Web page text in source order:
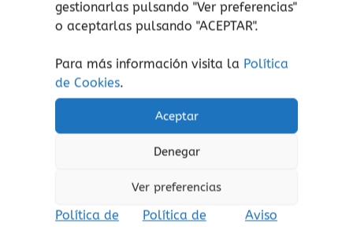
gestionarlas pulsando "Ver preferencias"
o aceptarlas pulsando "ACEPTAR".
Para más información visita la Política
de Cookies.
Aceptar
Denegar
Ver preferencias
Política de
Política de
Aviso
¡atención!No apto para niños menores de 3
años, peligro de asfixia por piezas pequeñas.
Aviso de seguridad:
El embalaje no es un
juguete. Retire el embalaje antes de jugar.